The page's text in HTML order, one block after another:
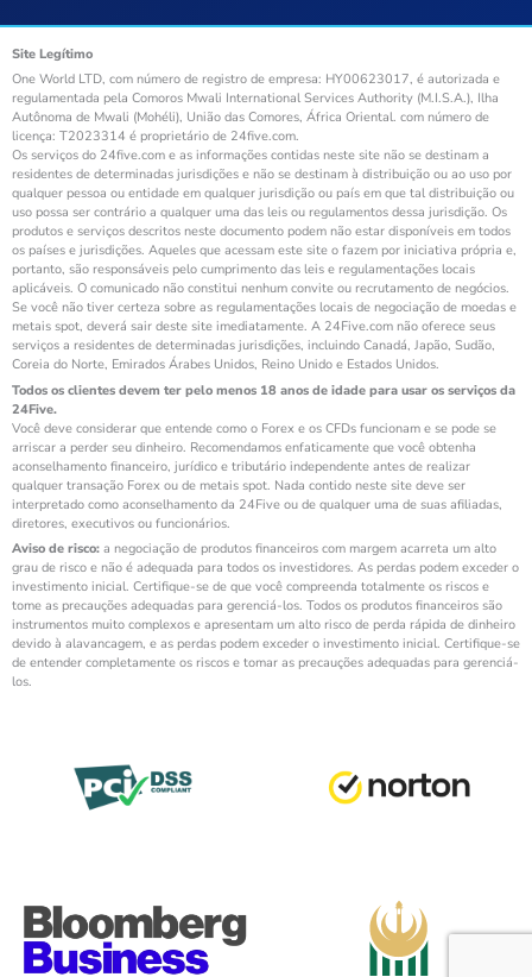
Site Legítimo
One World LTD, com número de registro de empresa: HY00623017, é autorizada e
regulamentada pela Comoros Mwali International Services Authority (M.I.S.A.), Ilha
Autônoma de Mwali (Mohéli), União das Comores, África Oriental. com número de
licença: T2023314 é proprietário de 24five.com.
Os serviços do 24five.com e as informações contidas neste site não se destinam a
residentes de determinadas jurisdições e não se destinam à distribuição ou ao uso por
qualquer pessoa ou entidade em qualquer jurisdição ou país em que tal distribuição ou
uso possa ser contrário a qualquer uma das leis ou regulamentos dessa jurisdição. Os
produtos e serviços descritos neste documento podem não estar disponíveis em todos
os países e jurisdições. Aqueles que acessam este site o fazem por iniciativa própria e,
portanto, são responsáveis pelo cumprimento das leis e regulamentações locais
aplicáveis. O comunicado não constitui nenhum convite ou recrutamento de negócios.
Se você não tiver certeza sobre as regulamentações locais de negociação de moedas e
metais spot, deverá sair deste site imediatamente. A 24Five.com não oferece seus
serviços a residentes de determinadas jurisdições, incluindo Canadá, Japão, Sudão,
Coreia do Norte, Emirados Árabes Unidos, Reino Unido e Estados Unidos.
Todos os clientes devem ter pelo menos 18 anos de idade para usar os serviços da
24Five.
Você deve considerar que entende como o Forex e os CFDs funcionam e se pode se
arriscar a perder seu dinheiro. Recomendamos enfaticamente que você obtenha
aconselhamento financeiro, jurídico e tributário independente antes de realizar
qualquer transação Forex ou de metais spot. Nada contido neste site deve ser
interpretado como aconselhamento da 24Five ou de qualquer uma de suas afiliadas,
diretores, executivos ou funcionários.
Aviso de risco: a negociação de produtos financeiros com margem acarreta um alto
grau de risco e não é adequada para todos os investidores. As perdas podem exceder o
investimento inicial. Certifique-se de que você compreenda totalmente os riscos e
tome as precauções adequadas para gerenciá-los. Todos os produtos financeiros são
instrumentos muito complexos e apresentam um alto risco de perda rápida de dinheiro
devido à alavancagem, e as perdas podem exceder o investimento inicial. Certifique-se
de entender completamente os riscos e tomar as precauções adequadas para gerenciá-
los.